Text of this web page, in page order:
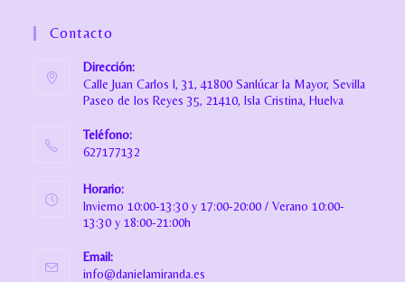
Contacto
Dirección:
Calle Juan Carlos I, 31, 41800 Sanlúcar la Mayor, Sevilla
Paseo de los Reyes 35, 21410, Isla Cristina, Huelva
Teléfono:
627177132
Horario:
Invierno 10:00-13:30 y 17:00-20:00 / Verano 10:00-
13:30 y 18:00-21:00h
Email:
info@danielamiranda.es